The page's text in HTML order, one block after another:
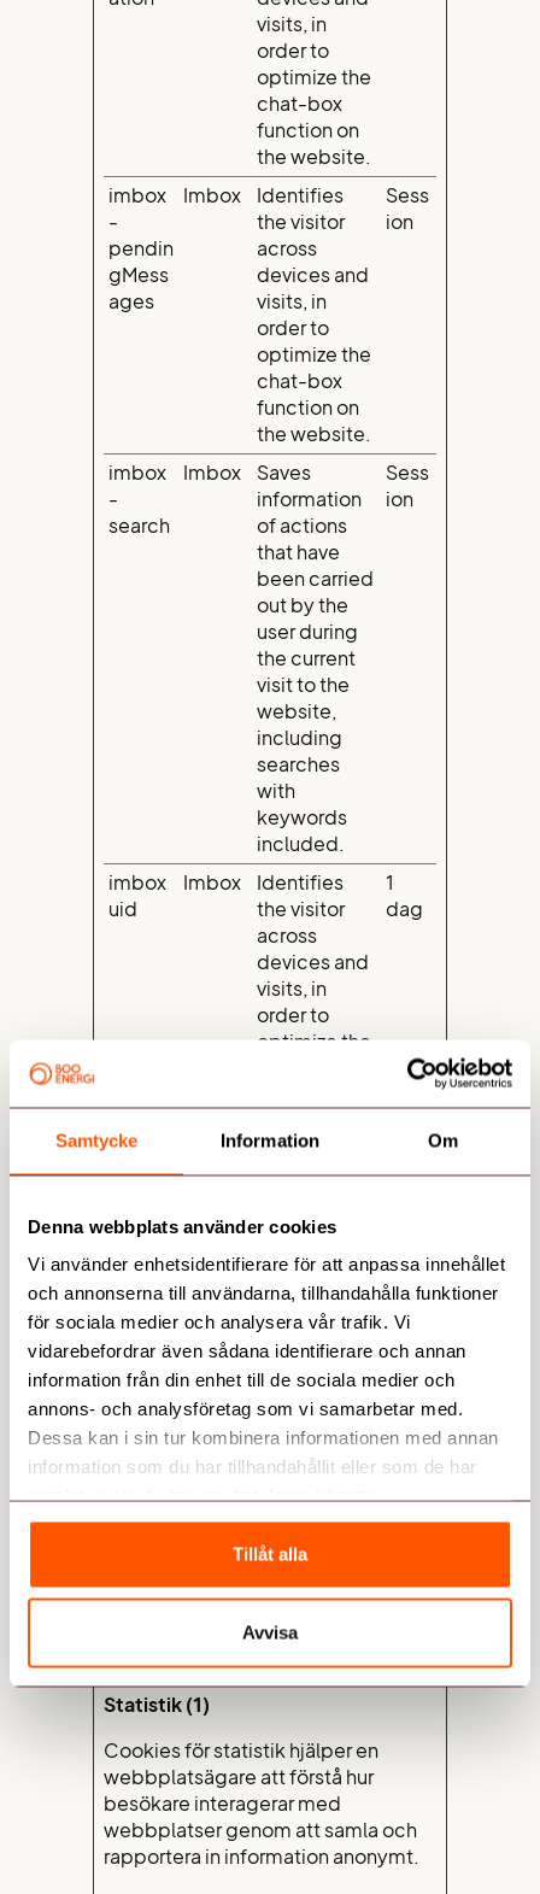
Samtycke Information Om
Denna webbplats använder cookies
Vi använder enhetsidentifierare för att anpassa innehållet
och annonserna till användarna, tillhandahålla funktioner
för sociala medier och analysera vår trafik. Vi
vidarebefordrar även sådana identifierare och annan
information från din enhet till de sociala medier och
annons- och analysföretag som vi samarbetar med.
Dessa kan i sin tur kombinera informationen med annan
information som du har tillhandahållit eller som de har
samlat in när du har använt deras tjänster.
Tillåt alla
Avvisa
visits, in
order to
optimize the
chat-box
function on
the website.
imbox
-
pendin
gMess
ages
Imbox
Identifies
the visitor
across
devices and
visits, in
order to
optimize the
chat-box
function on
the website.
Sess
ion
imbox
-
search
Imbox
Saves
information
of actions
that have
been carried
out by the
user during
the current
visit to the
website,
including
searches
with
keywords
included.
Sess
ion
imbox
uid
Imbox
Identifies
the visitor
across
devices and
visits, in
order to
optimize the
1
dag
t
widget.
lidc
Linked
In
Registers
which
server-
cluster is
serving the
visitor. This is
used in
context with
balancing, in
order to
user
experience.
1
dag
Statistik (1)
Cookies för statistik hjälper en
webbplatsägare att förstå hur
besökare interagerar med
webbplatser genom att samla och
rapportera in information anonymt.